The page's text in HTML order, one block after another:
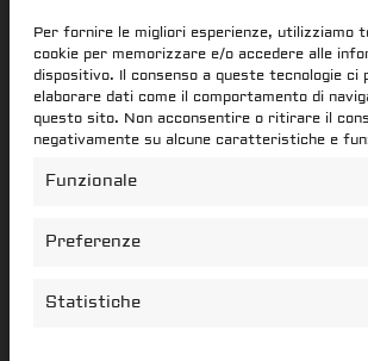
Per fornire le migliori esperienze, utilizziamo
cookie per memorizzare e/o accedere alle
dispositivo. Il consenso a queste tecnologie ci
elaborare dati come il comportamento di
questo sito. Non acconsentire o ritirare il
negativamente su alcune caratteristiche e
Funzionale
Preferenze
Statistiche
Star Citizen.it
star-citizen.it is a Star
website. Star Citizen and
trademarks are the
content of this website that